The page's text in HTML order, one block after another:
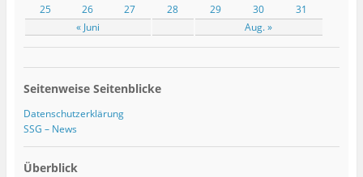
« Juni Aug. »
25
26 27 28 29 30 31
Seitenweise Seitenblicke
Datenschutzerklärung
SSG – News
Überblick